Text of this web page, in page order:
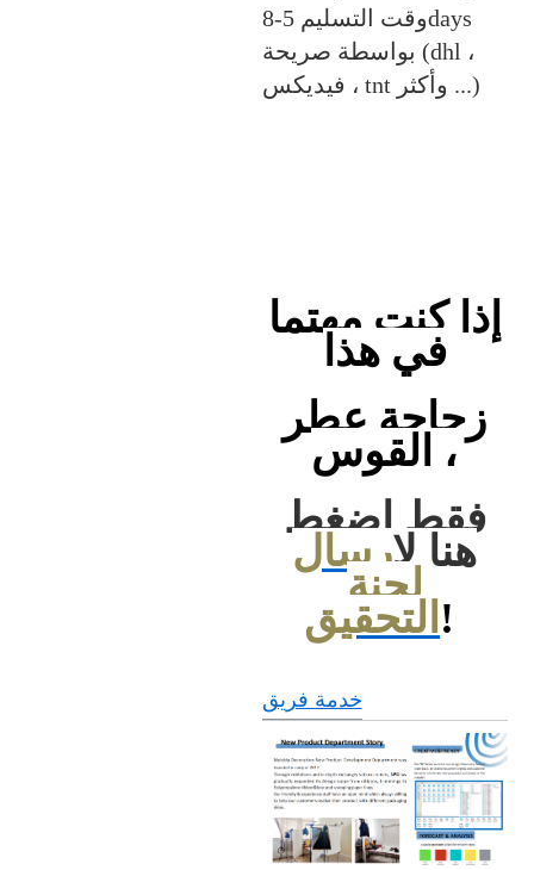
وقت التسليم 5-8days
بواسطة صريحة (dhl ،
فيديكس ، tnt وأكثر ...)
إذا كنت مهتما
في هذا
زجاجة عطر
القوس ،
فقط اضغط
هنا لارسال
لجنة
التحقيق !
خدمة فريق